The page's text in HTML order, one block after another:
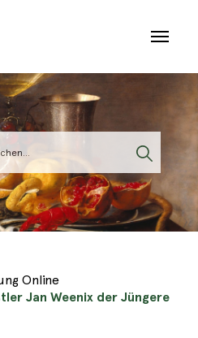
Online
Jan Weenix der Jüngere